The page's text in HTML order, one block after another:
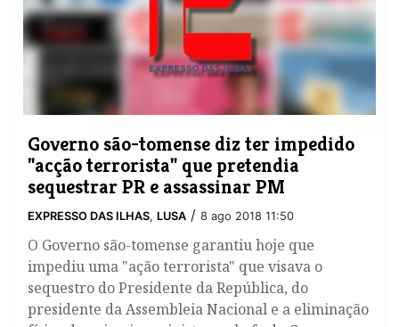
​Governo são-tomense diz ter impedido
"acção terrorista" que pretendia
sequestrar PR e assassinar PM
EXPRESSO DAS ILHAS, LUSA / 8 ago 2018 11:50
O Governo são-tomense garantiu hoje que
impediu uma "ação terrorista" que visava o
sequestro do Presidente da República, do
presidente da Assembleia Nacional e a eliminação